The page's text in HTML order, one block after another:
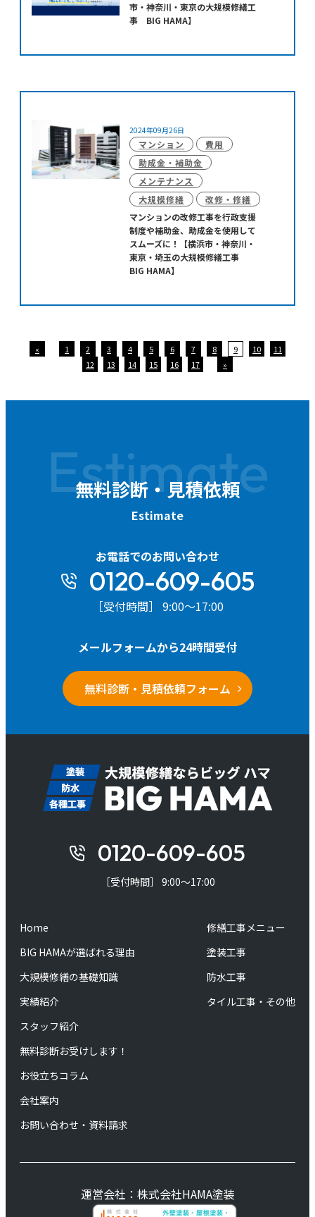
市・神奈川・東京の大規模修繕工
事 BIG HAMA】
2024年09月26日
マンション
費用
助成金・補助金
メンテナンス
大規模修繕
改修・修繕
マンションの改修工事を行政支援
制度や補助金、助成金を使用して
スムーズに！【横浜市・神奈川・
東京・埼玉の大規模修繕工事
BIG HAMA】
« 1 2 3 4 5 6 7 8 9 10
11
12
13 14 15 16 17 »
Estimate
無料診断・見積依頼
Estimate
お電話でのお問い合わせ
0120-609-605
［受付時間］ 9:00～17:00
メールフォームから24時間受付
無料診断・見積依頼フォーム
0120-609-605
［受付時間］ 9:00～17:00
Home
BIG HAMAが選ばれる理由
大規模修繕の基礎知識
実績紹介
スタッフ紹介
修繕工事メニュー
塗装工事
防水工事
タイル工事・その他
無料診断お受けします！
お役立ちコラム
会社案内
お問い合わせ・資料請求
運営会社：株式会社HAMA塗装